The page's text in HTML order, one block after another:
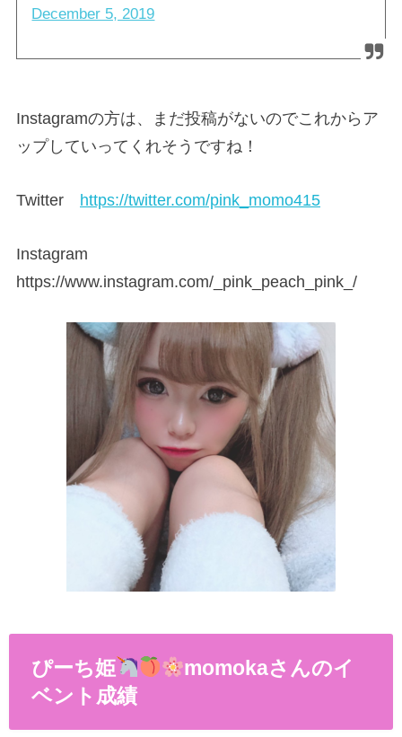
December 5, 2019
Instagramの方は、まだ投稿がないのでこれからア
ップしていってくれそうですね！
Twitter https://twitter.com/pink_momo415
Instagram
https://www.instagram.com/_pink_peach_pink_/
ぴーち姫
momokaさんのイ
ベント成績